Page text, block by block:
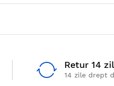
Retur 14
14 zile drept